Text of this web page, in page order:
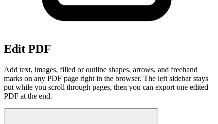
Edit PDF
Add text, images, filled or outline shapes, arrows, and freehand
marks on any PDF page right in the browser. The left sidebar stays
put while you scroll through pages, then you can export one edited
PDF at the end.